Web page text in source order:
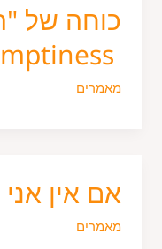
כוחה של
מאמרים
אם אין אני
מאמרים